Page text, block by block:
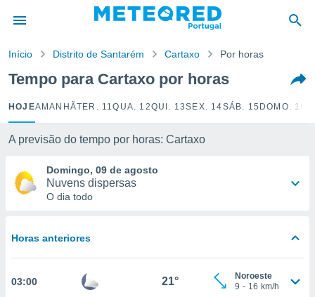
da
foi
as
fornecidas
Início Distrito de Santarém Cartaxo Por horas
Tempo para Cartaxo por horas
HOJEAMANHÃTER. 11QUA. 12QUI. 13SEX. 14SÁB. 15 DOMO. 16
A previsão do tempo por horas: Cartaxo
Domingo, 09 de agosto
Nuvens dispersas
O dia todo
Horas anteriores
03:00 21°
Noroeste
9 - 16 km/h